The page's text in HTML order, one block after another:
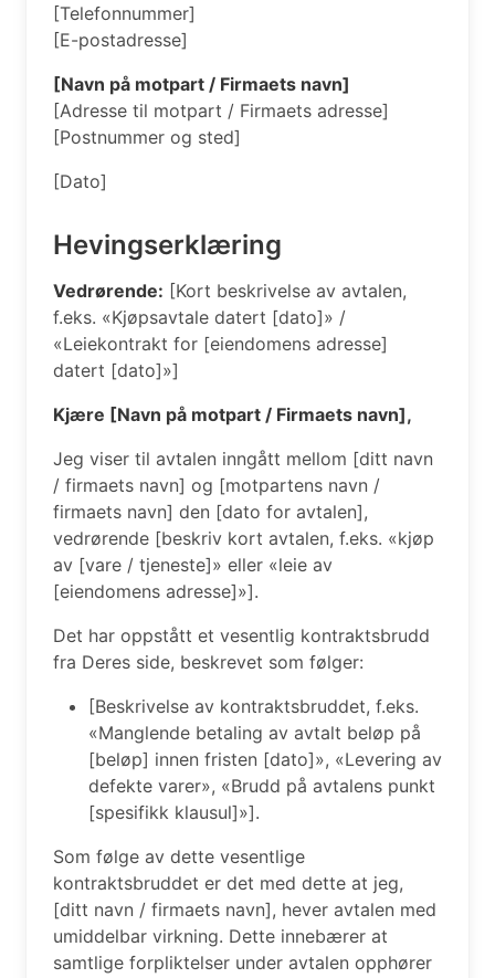
[Telefonnummer]
[E-postadresse]
[Navn på motpart / Firmaets navn]
[Adresse til motpart / Firmaets adresse]
[Postnummer og sted]
[Dato]
Hevingserklæring
Vedrørende: [Kort beskrivelse av avtalen,
f.eks. «Kjøpsavtale datert [dato]» /
«Leiekontrakt for [eiendomens adresse]
datert [dato]»]
Kjære [Navn på motpart / Firmaets navn],
Jeg viser til avtalen inngått mellom [ditt navn
/ firmaets navn] og [motpartens navn /
firmaets navn] den [dato for avtalen],
vedrørende [beskriv kort avtalen, f.eks. «kjøp
av [vare / tjeneste]» eller «leie av
[eiendomens adresse]»].
Det har oppstått et vesentlig kontraktsbrudd
fra Deres side, beskrevet som følger:
[Beskrivelse av kontraktsbruddet, f.eks.
«Manglende betaling av avtalt beløp på
[beløp] innen fristen [dato]», «Levering av
defekte varer», «Brudd på avtalens punkt
[spesifikk klausul]»].
Som følge av dette vesentlige
kontraktsbruddet er det med dette at jeg,
[ditt navn / firmaets navn], hever avtalen med
umiddelbar virkning. Dette innebærer at
samtlige forpliktelser under avtalen opphører